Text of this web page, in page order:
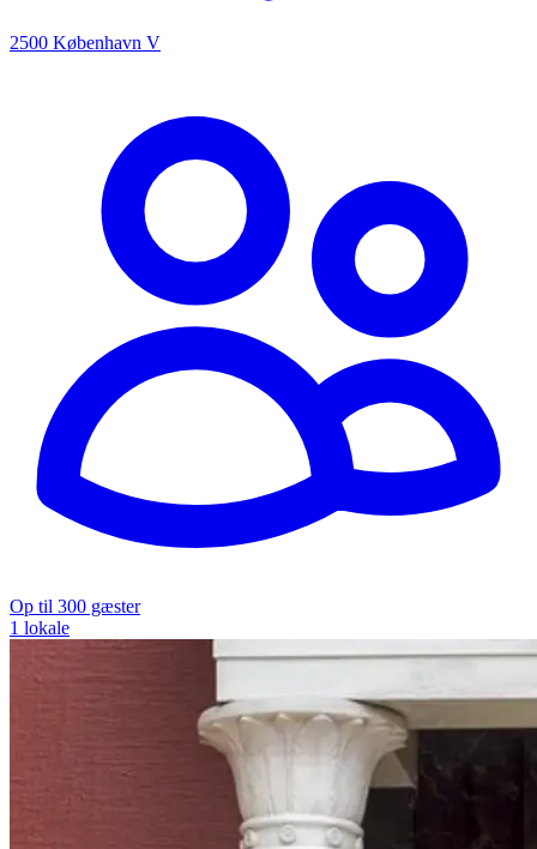
2500 København V
Op til 300 gæster
1 lokale